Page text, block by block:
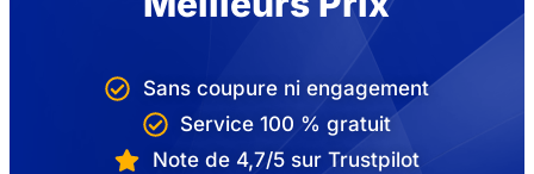
Sans coupure ni engagement
Service 100 % gratuit
Note de 4,7/5 sur Trustpilot